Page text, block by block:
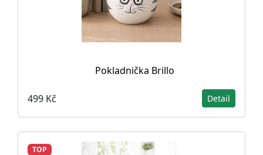
Pokladnička Brillo
499 Kč Detail
TOP